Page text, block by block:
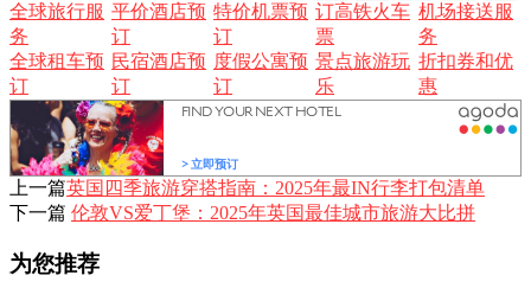
全球旅行服
务
平价酒店预
订
特价机票预
订
订高铁火车
票
机场接送服
务
全球租车预
订
民宿酒店预
订
度假公寓预
订
景点旅游玩
乐
折扣券和优
惠
上一篇英国四季旅游穿搭指南：2025年最IN行李打包清单
下一篇 伦敦VS爱丁堡：2025年英国最佳城市旅游大比拼
为您推荐